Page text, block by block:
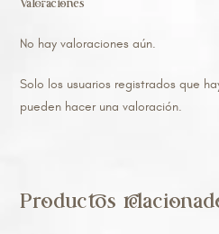
Valoraciones
No hay valoraciones aún.
Solo los usuarios registrados que
pueden hacer una valoración.
Productos